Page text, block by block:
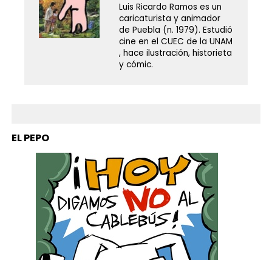
Luis Ricardo Ramos es un
caricaturista y animador
de Puebla (n. 1979). Estudió
cine en el CUEC de la UNAM
, hace ilustración, historieta
y cómic.
EL PEPO